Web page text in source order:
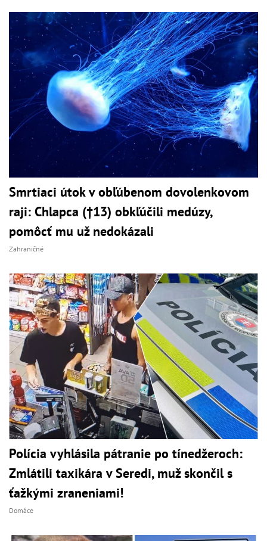
Smrtiaci útok v obľúbenom dovolenkovom
raji: Chlapca (†13) obkľúčili medúzy,
pomôcť mu už nedokázali
Zahraničné
Polícia vyhlásila pátranie po tínedžeroch:
Zmlátili taxikára v Seredi, muž skončil s
ťažkými zraneniami!
Domáce